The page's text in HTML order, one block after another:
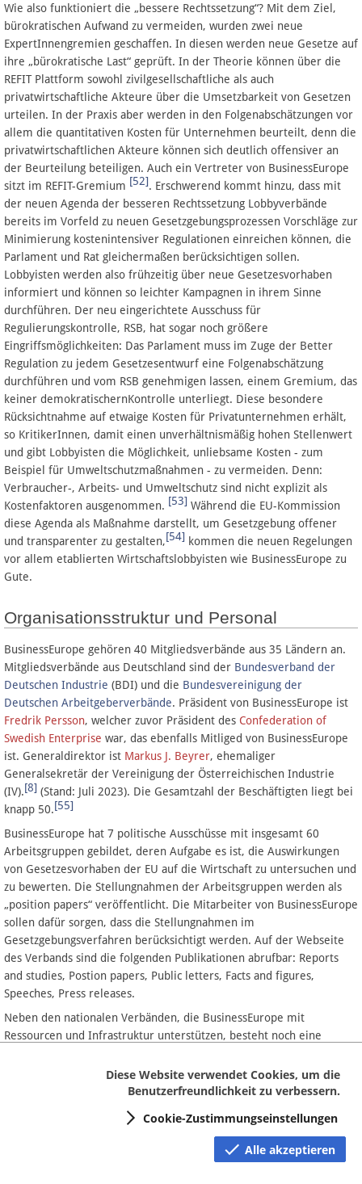
Wie also funktioniert die „bessere Rechtssetzung“? Mit dem Ziel,
bürokratischen Aufwand zu vermeiden, wurden zwei neue
ExpertInnengremien geschaffen. In diesen werden neue Gesetze auf
ihre „bürokratische Last“ geprüft. In der Theorie können über die
REFIT Plattform sowohl zivilgesellschaftliche als auch
privatwirtschaftliche Akteure über die Umsetzbarkeit von Gesetzen
urteilen. In der Praxis aber werden in den Folgenabschätzungen vor
allem die quantitativen Kosten für Unternehmen beurteilt, denn die
privatwirtschaftlichen Akteure können sich deutlich offensiver an
der Beurteilung beteiligen. Auch ein Vertreter von BusinessEurope
sitzt im REFIT-Gremium [52]. Erschwerend kommt hinzu, dass mit
der neuen Agenda der besseren Rechtssetzung Lobbyverbände
bereits im Vorfeld zu neuen Gesetzgebungsprozessen Vorschläge zur
Minimierung kostenintensiver Regulationen einreichen können, die
Parlament und Rat gleichermaßen berücksichtigen sollen.
Lobbyisten werden also frühzeitig über neue Gesetzesvorhaben
informiert und können so leichter Kampagnen in ihrem Sinne
durchführen. Der neu eingerichtete Ausschuss für
Regulierungskontrolle, RSB, hat sogar noch größere
Eingriffsmöglichkeiten: Das Parlament muss im Zuge der Better
Regulation zu jedem Gesetzesentwurf eine Folgenabschätzung
durchführen und vom RSB genehmigen lassen, einem Gremium, das
keiner demokratischernKontrolle unterliegt. Diese besondere
Rücksichtnahme auf etwaige Kosten für Privatunternehmen erhält,
so KritikerInnen, damit einen unverhältnismäßig hohen Stellenwert
und gibt Lobbyisten die Möglichkeit, unliebsame Kosten - zum
Beispiel für Umweltschutzmaßnahmen - zu vermeiden. Denn:
Verbraucher-, Arbeits- und Umweltschutz sind nicht explizit als
Kostenfaktoren ausgenommen. [53] Während die EU-Kommission
diese Agenda als Maßnahme darstellt, um Gesetzgebung offener
und transparenter zu gestalten,[54] kommen die neuen Regelungen
vor allem etablierten Wirtschaftslobbyisten wie BusinessEurope zu
Gute.
Organisationsstruktur und Personal
BusinessEurope gehören 40 Mitgliedsverbände aus 35 Ländern an.
Mitgliedsverbände aus Deutschland sind der Bundesverband der
Deutschen Industrie (BDI) und die Bundesvereinigung der
Deutschen Arbeitgeberverbände. Präsident von BusinessEurope ist
Fredrik Persson, welcher zuvor Präsident des Confederation of
Swedish Enterprise war, das ebenfalls Mitliged von BusinessEurope
ist. Generaldirektor ist Markus J. Beyrer, ehemaliger
Generalsekretär der Vereinigung der Österreichischen Industrie
(IV).[8] (Stand: Juli 2023). Die Gesamtzahl der Beschäftigten liegt bei
knapp 50.[55]
BusinessEurope hat 7 politische Ausschüsse mit insgesamt 60
Arbeitsgruppen gebildet, deren Aufgabe es ist, die Auswirkungen
von Gesetzesvorhaben der EU auf die Wirtschaft zu untersuchen und
zu bewerten. Die Stellungnahmen der Arbeitsgruppen werden als
„position papers“ veröffentlicht. Die Mitarbeiter von BusinessEurope
sollen dafür sorgen, dass die Stellungnahmen im
Gesetzgebungsverfahren berücksichtigt werden. Auf der Webseite
des Verbands sind die folgenden Publikationen abrufbar: Reports
and studies, Postion papers, Public letters, Facts and figures,
Speeches, Press releases.
Neben den nationalen Verbänden, die BusinessEurope mit
Ressourcen und Infrastruktur unterstützen, besteht noch eine
Mitglieder, allesamt multinationale Konzerne von beachtlicher
Größe, genießen innerhalb der Organisation einen besonderen
Kontakte auf höchster Ebene, sondern sind auch an allen 60
Arbeitsgruppen beteiligt, welche gemeinsame Positionen erarbeiten
und erheblichen Einfluss auf die Politikgestaltung der gesamten EU
Diese Website verwendet Cookies, um die
Benutzerfreundlichkeit zu verbessern.
Cookie-Zustimmungseinstellungen
Alle akzeptieren